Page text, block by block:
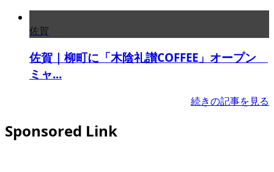
佐賀
佐賀｜柳町に「木陰礼讃COFFEE」オープン
ミャ...
続きの記事を見る
Sponsored Link